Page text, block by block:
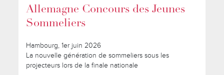
Allemagne Concours des Jeunes
Sommeliers
Hambourg, 1er juin 2026
La nouvelle génération de sommeliers sous les
projecteurs lors de la finale nationale